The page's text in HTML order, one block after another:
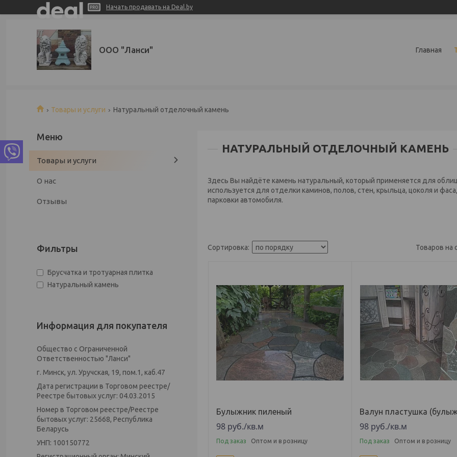
Начать продавать на Deal.by
ООО "Ланси" Главная
Товары и услуги Натуральный отделочный камень
НАТУРАЛЬНЫЙ ОТДЕЛОЧНЫЙ КАМЕНЬ
Здесь Вы найдёте камень натуральный, который применяется для
используется для отделки каминов, полов, стен, крыльца, цоколя и
парковки автомобиля.
Булыжник пиленый
98 руб./кв.м
Под заказ Оптом и в розницу
Валун пластушка
98 руб./кв.м
Под заказ Оптом и в розницу
Товары и услуги
О нас
Отзывы
Фильтры
Брусчатка и тротуарная плитка
Натуральный камень
Информация для покупателя
Общество с Ограниченной
Ответственностью "Ланси"
г. Минск, ул. Уручская, 19, пом.1, каб.47
Дата регистрации в Торговом реестре/
Реестре бытовых услуг: 04.03.2015
Номер в Торговом реестре/Реестре
бытовых услуг: 25668, Республика
Беларусь
УНП: 100150772